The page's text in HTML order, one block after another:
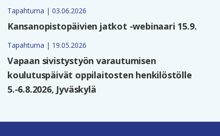
Tapahtuma | 03.06.2026
Kansanopistopäivien jatkot -webinaari 15.9.
Tapahtuma | 19.05.2026
Vapaan sivistystyön varautumisen
koulutuspäivät oppilaitosten henkilöstölle
5.-6.8.2026, Jyväskylä